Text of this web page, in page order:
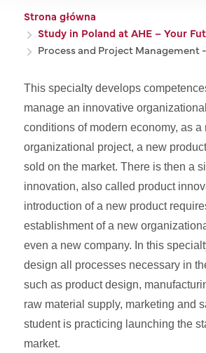
Ścieżka nawigacyjna
Strona główna
Study in Poland at AHE – Your
Process and Project Management
This specialty develops
manage an innovative
conditions of modern economy, as a
organizational project, a new
sold on the market. There is then a
innovation, also called product
introduction of a new product
establishment of a new
even a new company. In this
design all processes necessary in
such as product design,
raw material supply, marketing and
student is practicing launching the
market.